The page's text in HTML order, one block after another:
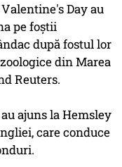
Day au
pe foștii
după fostul lor
din Marea
Reuters.
ajuns la Hemsley
care conduce